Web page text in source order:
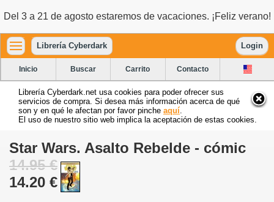
Del 3 a 21 de agosto estaremos de vacaciones. ¡Feliz verano!
Librería Cyberdark Login
Inicio Buscar Carrito Contacto
Librería Cyberdark.net usa cookies para poder ofrecer sus
servicios de compra. Si desea más información acerca de qué
son y en qué le afectan por favor pinche aquí
El uso de nuestro sitio web implica la aceptación de estas cookies.
Star Wars. Asalto Rebelde - cómic
14.95 €
14.20 €